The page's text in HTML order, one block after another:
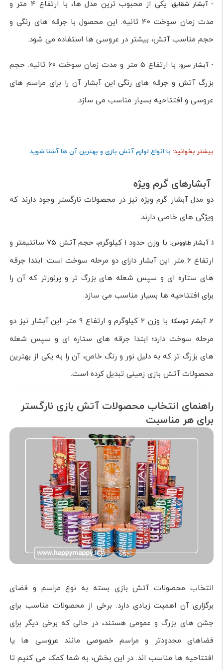
- آبشار شقایق:
یکی از محبوب ترین مدل ها، با ارتفاع 4 متر و
مدت زمان سوخت 40 ثانیه. این محصول با جرقه های رنگی و
حجم مناسب آتش، بیشتر در عروسی ها استفاده می شود.
- آبشار سرو:
با ارتفاع 5 متر و مدت زمان سوخت 60 ثانیه. حجم
بزرگ آتش و جرقه های رنگی این آبشار آن را برای مراسم های
عروسی و افتتاحیه بسیار مناسب می سازد.
بیشتر بخوانید: با انواع لوازم آتش بازی و بهترین آن ها آشنا شوید
آبشارهای گرم ویژه
دو مدل آبشار گرم ویژه نیز در محصولات نارگستر وجود دارند که
ویژگی های خاصی دارند:
1. آبشار طاووس:
با وزن حدود 1 کیلوگرم، حجم آتش 75 سانتیمتر و
ارتفاع 6 متر. این آبشار دارای دو مرحله سوخت است: ابتدا جرقه
های ستاره ای و سپس شعله های بزرگ تر و پرنورتر که آن را
برای افتتاحیه ها بسیار مناسب می سازد.
2. آبشار توسکا:
با وزن 2 کیلوگرم و ارتفاع 9 متر. این آبشار نیز دو
مرحله سوخت دارد؛ ابتدا جرقه های ستاره ای و سپس شعله
های بزرگ تر که به دلیل نور و رنگ خاص، آن را به یکی از بهترین
محصولات آتش بازی زمینی تبدیل کرده است.
راهنمای انتخاب محصولات آتش بازی نارگستر
برای هر مناسبت
انتخاب محصولات آتش بازی بسته به نوع مراسم و فضای
برگزاری آن اهمیت زیادی دارد. برخی از محصولات مناسب برای
جشن های بزرگ و عمومی هستند، در حالی که برخی دیگر برای
فضاهای محدودتر و مراسم خصوصی مانند عروسی ها یا
افتتاحیه ها مناسب اند. در این بخش، به شما کمک می کنیم تا